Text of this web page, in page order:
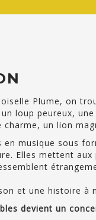
Plume, on
loup peureux,
charme, un lion
musique sous
Elles mettent
et une histoire à
devient un